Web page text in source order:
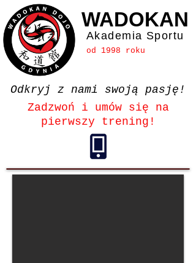
WADOKAN
Akademia Sportu
od 1998 roku
Odkryj z nami swoją pasję!
Zadzwoń i umów się na
pierwszy trening!